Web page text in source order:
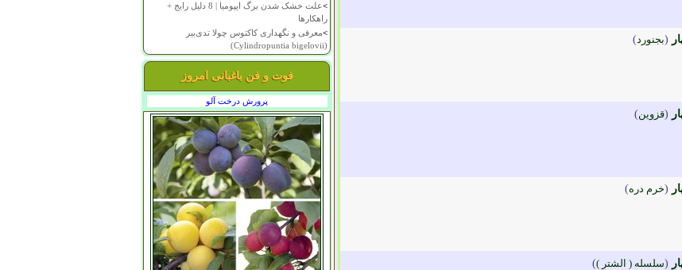
>
علت خشک شدن برگ ایپومیا | 8 دلیل رایج +
راهکارها
>معرفی و نگهداری کاکتوس چولا تدی‌بیر
(Cylindropuntia bigelovii)
فوت و فن باغبانی امروز
پرورش درخت آلو
(بجنورد)
(قزوين)
(خرم دره)
(سلسله ( الشتر ))